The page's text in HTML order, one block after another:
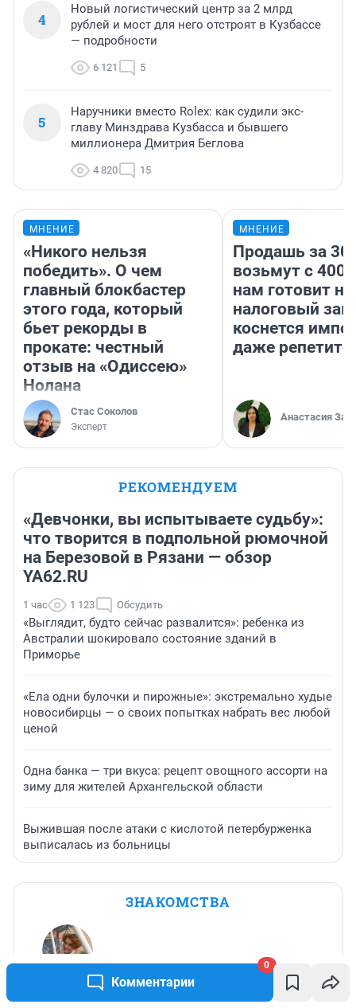
Комментарии
0
4
Новый логистический центр за 2 млрд
рублей и мост для него отстроят в Кузбассе
— подробности
6 121 5
5
Наручники вместо Rolex: как судили экс-
главу Минздрава Кузбасса и бывшего
миллионера Дмитрия Беглова
4 820 15
МНЕНИЕ
«Никого нельзя
победить». О чем
главный блокбастер
этого года, который
бьет рекорды в
прокате: честный
отзыв на «Одиссею»
Нолана
Стас Соколов
Эксперт
МНЕНИЕ
Продашь за
возьмут с
нам готовит
налоговый
коснется
даже
Анастасия
РЕКОМЕНДУЕМ
«Девчонки, вы испытываете судьбу»:
что творится в подпольной рюмочной
на Березовой в Рязани — обзор
YA62.RU
1 час 1 123 Обсудить
«Выглядит, будто сейчас развалится»: ребенка из
Австралии шокировало состояние зданий в
Приморье
«Ела одни булочки и пирожные»: экстремально худые
новосибирцы — о своих попытках набрать вес любой
ценой
Одна банка — три вкуса: рецепт овощного ассорти на
зиму для жителей Архангельской области
Выжившая после атаки с кислотой петербурженка
выписалась из больницы
ЗНАКОМСТВА